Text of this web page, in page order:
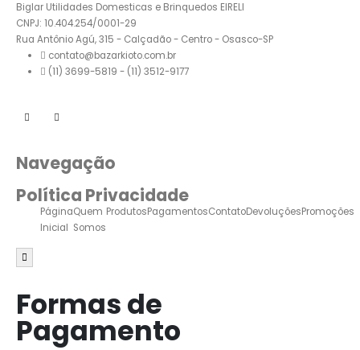
Biglar Utilidades Domesticas e Brinquedos EIRELI
CNPJ: 10.404.254/0001-29
Rua Antônio Agú, 315 - Calçadão - Centro - Osasco-SP
contato@bazarkioto.com.br
(11) 3699-5819 - (11) 3512-9177
Navegação
Política Privacidade
Página
Inicial
Quem
Somos
ProdutosPagamentosContatoDevoluçõesPromoções
Menu de alternância de hambúrguer
Formas de
Pagamento